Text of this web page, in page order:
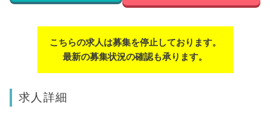
こちらの求人は募集を停止しております。
最新の募集状況の確認も承ります。
求人詳細